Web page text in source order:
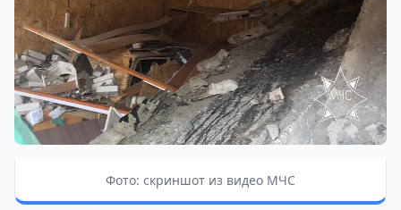
Фото: скриншот из видео МЧС